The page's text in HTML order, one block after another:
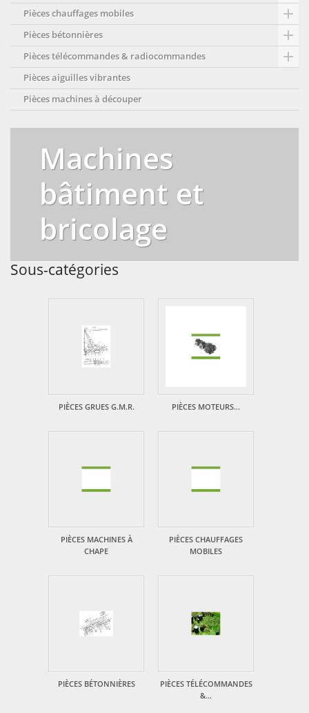
Pièces chauffages mobiles 
Pièces bétonnières 
Pièces télécommandes & radiocommandes 
Pièces aiguilles vibrantes
Pièces machines à découper
Machines
bâtiment et
bricolage
Sous-catégories
PIÈCES GRUES G.M.R. PIÈCES MOTEURS...
PIÈCES MACHINES À
CHAPE
PIÈCES CHAUFFAGES
MOBILES
PIÈCES BÉTONNIÈRES
PIÈCES TÉLÉCOMMANDES
&...